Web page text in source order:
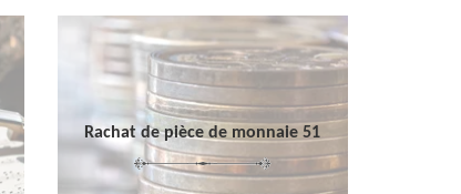
Rachat de pièce de monnaie 51